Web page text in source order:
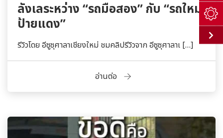
ลังเลระหว่าง “รถมือสอง” กับ “รถใหม่
ป้ายแดง”
รีวิวโดย อีซูซุศาลาเชียงใหม่ ชมคลิปรีวิวจาก อีซูซุศาลาเ […]
อ่านต่อ